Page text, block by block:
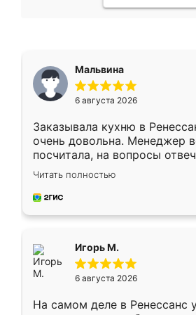
Мальвина
6 августа 2026
Заказывала кухню в
очень довольна. Менеджер
посчитала, на вопросы
Замерщик приехал в
делу со всей
за день, ребята работали
Читать полностью
Игорь М.
6 августа 2026
На самом деле в Ренессанс